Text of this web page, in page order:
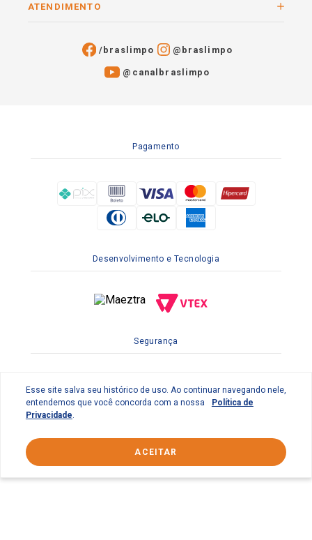
ATENDIMENTO
/braslimpo @braslimpo
@canalbraslimpo​
Pagamento
Desenvolvimento e Tecnologia
Segurança
Esse site salva seu histórico de uso. Ao continuar navegando nele,
entendemos que você concorda com a nossa
Política de
Privacidade.
ACEITAR